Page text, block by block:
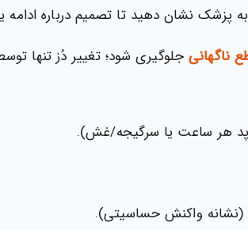
پزشک نشان دهید تا تصمیم درباره ادامه
ناگهانی جلوگیری شود؛ تغییر دُز تنها
هر ساعت یا سرگیجه/غش).
(نشانه واکنش حساسیتی).